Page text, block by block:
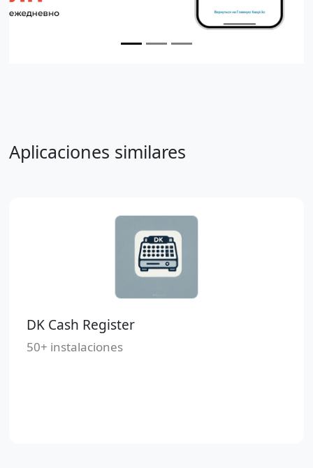
Aplicaciones similares
DK Cash Register
50+ instalaciones